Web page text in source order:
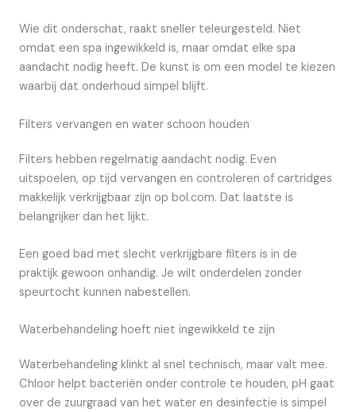
Wie dit onderschat, raakt sneller teleurgesteld. Niet
omdat een spa ingewikkeld is, maar omdat elke spa
aandacht nodig heeft. De kunst is om een model te kiezen
waarbij dat onderhoud simpel blijft.
Filters vervangen en water schoon houden
Filters hebben regelmatig aandacht nodig. Even
uitspoelen, op tijd vervangen en controleren of cartridges
makkelijk verkrijgbaar zijn op bol.com. Dat laatste is
belangrijker dan het lijkt.
Een goed bad met slecht verkrijgbare filters is in de
praktijk gewoon onhandig. Je wilt onderdelen zonder
speurtocht kunnen nabestellen.
Waterbehandeling hoeft niet ingewikkeld te zijn
Waterbehandeling klinkt al snel technisch, maar valt mee.
Chloor helpt bacteriën onder controle te houden, pH gaat
over de zuurgraad van het water en desinfectie is simpel